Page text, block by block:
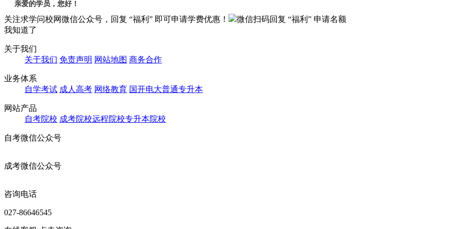
亲爱的学员，您好！
关注求学问校网微信公众号，回复 “福利” 即可申请学费优惠！ 微信扫码回复 “福利” 申请名额
我知道了
关于我们
关于我们 免责声明 网站地图 商务合作
业务体系
自学考试 成人高考 网络教育 国开电大普通专升本
网站产品
自考院校 成考院校远程院校专升本院校
自考微信公众号
成考微信公众号
咨询电话
027-86646545